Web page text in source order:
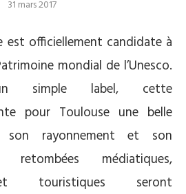
31 mars 2017
est officiellement candidate à
mondial de l’Unesco.
simple label, cette
pour Toulouse une belle
son rayonnement et son
médiatiques,
touristiques seront